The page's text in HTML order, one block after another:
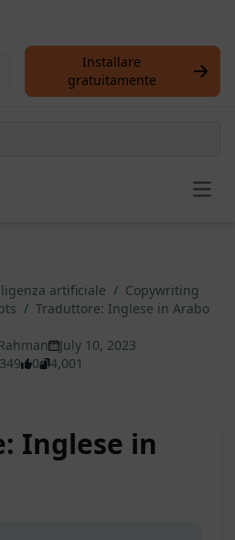
Installare
gratuitamente
artificiale / Copywriting
/ Traduttore: Inglese in Arabo
July 10, 2023
0 4,001
Inglese in